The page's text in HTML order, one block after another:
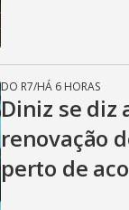
DO R7/HÁ 6 HORAS
Diniz se diz
renovação
perto de